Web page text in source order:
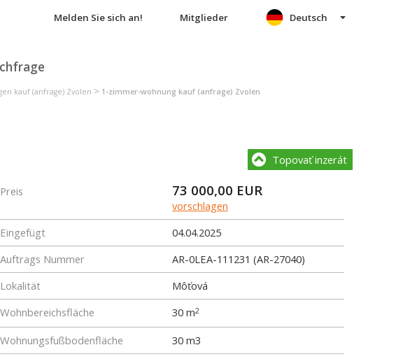
Melden Sie sich an! Mitglieder Deutsch
kauf (anfrage) Zvolen > 1-zimmer-wohnung kauf (anfrage) Zvolen
Topovať inzerát
Preis 73 000,00 EUR
vorschlagen
Eingefügt
04.04.2025
Auftrags Nummer
AR-0LEA-111231 (AR-27040)
Lokalität
Môťová
Wohnbereichsfläche
30 m2
Wohnungsfußbodenfläche
30 m3